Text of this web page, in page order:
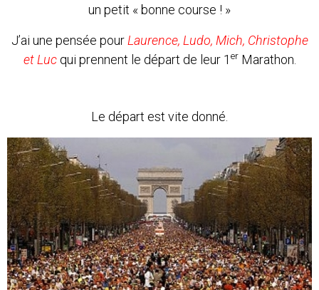
un petit « bonne course ! »
J’ai une pensée pour Laurence, Ludo, Mich, Christophe
et Lucqui prennent le départ de leur 1 erMarathon.
Le départ est vite donné.